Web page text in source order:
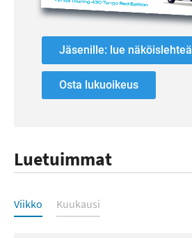
Jäsenille: lue näköislehteä
Osta lukuoikeus
Luetuimmat
Luetuimmat
Viikko Kuukausi